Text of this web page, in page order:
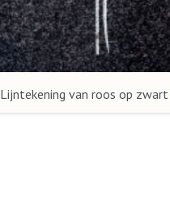
Lijntekening van roos op